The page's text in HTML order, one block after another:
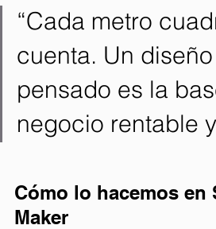
“Cada metro
cuenta. Un
pensado es la
negocio rentable
Cómo lo hacemos en
Maker